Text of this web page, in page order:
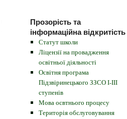
Прозорість та
інформаційна відкритість
Статут школи
Ліцензії на провадження
освітньої діяльності
Освітня програма
Підзвіринецького ЗЗСО І-ІІІ
ступенів
Мова освтнього процесу
Територія обслуговування